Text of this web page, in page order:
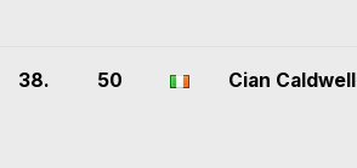
38. 50 Cian Caldwell